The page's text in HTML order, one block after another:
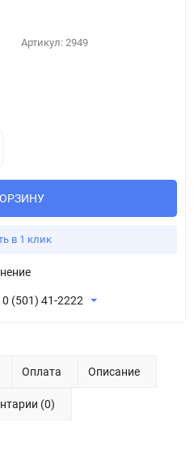
Артикул: 2949
в 1 клик
0 (501) 41-2222
Оплата Описание
(0)